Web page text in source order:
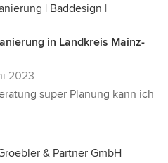
| Baddesign |
in Landkreis Mainz-
2023
super Planung kann ich
& Partner GmbH